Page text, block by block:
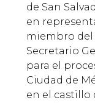
de San
en
miembro del
Secretario
para el
Ciudad de
en el castillo